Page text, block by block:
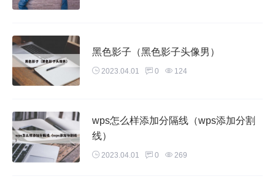
黑色影子（黑色影子头像男）
2023.04.01 0 124
wps怎么样添加分隔线（wps添加分割
线）
2023.04.01 0 269